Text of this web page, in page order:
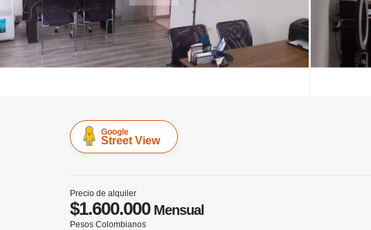
Google
Street View
Precio de alquiler
$1.600.000Mensual
Pesos Colombianos